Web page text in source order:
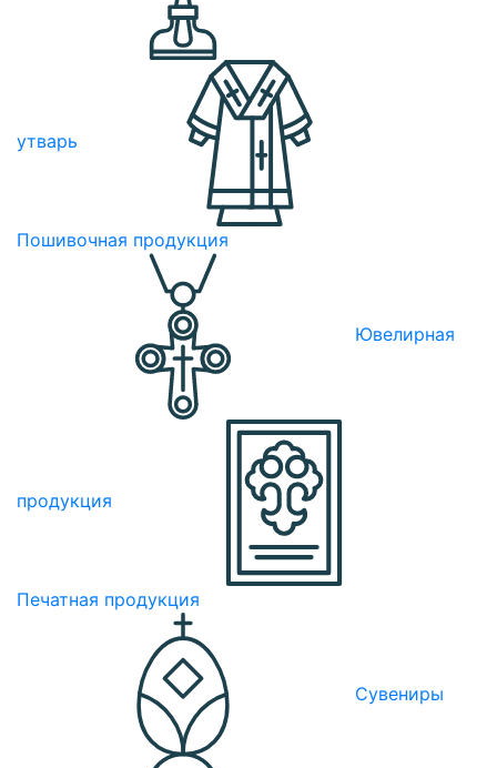
утварь
Пошивочная продукция
Ювелирная
продукция
Печатная продукция
Сувениры